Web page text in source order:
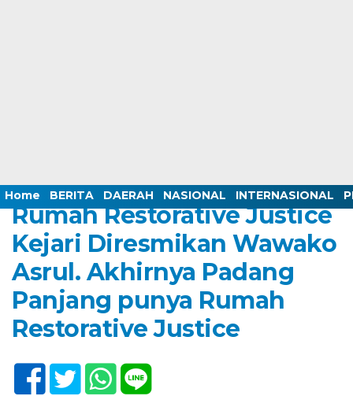
Home BERITA DAERAH NASIONAL INTERNASIONAL
Wednesday, 22 February 2023 - 22:03 WIB
Rumah Restorative Justice
Kejari Diresmikan Wawako
Asrul. Akhirnya Padang
Panjang punya Rumah
Restorative Justice